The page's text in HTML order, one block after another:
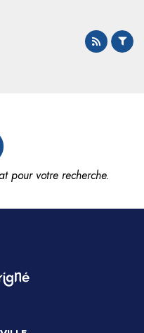
pour votre recherche.